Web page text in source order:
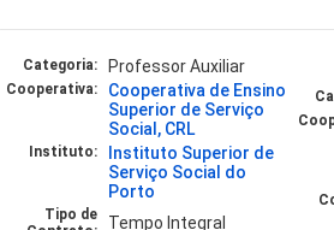
Categoria: Professor Auxiliar
Cooperativa:
Cooperativa de Ensino
Superior de Serviço
Social, CRL
Instituto:
Instituto Superior de
Serviço Social do
Porto
Tipo de
Tempo Integral